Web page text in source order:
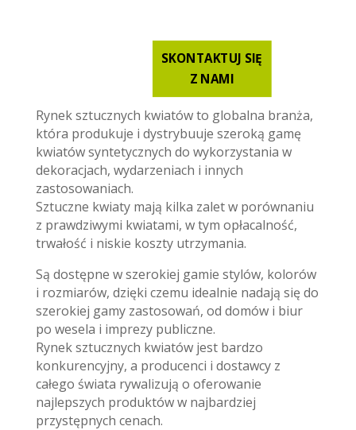
SKONTAKTUJ SIĘ
Z NAMI
Rynek sztucznych kwiatów to globalna branża,
która produkuje i dystrybuuje szeroką gamę
kwiatów syntetycznych do wykorzystania w
dekoracjach, wydarzeniach i innych
zastosowaniach.
Sztuczne kwiaty mają kilka zalet w porównaniu
z prawdziwymi kwiatami, w tym opłacalność,
trwałość i niskie koszty utrzymania.
Są dostępne w szerokiej gamie stylów, kolorów
i rozmiarów, dzięki czemu idealnie nadają się do
szerokiej gamy zastosowań, od domów i biur
po wesela i imprezy publiczne.
Rynek sztucznych kwiatów jest bardzo
konkurencyjny, a producenci i dostawcy z
całego świata rywalizują o oferowanie
najlepszych produktów w najbardziej
przystępnych cenach.